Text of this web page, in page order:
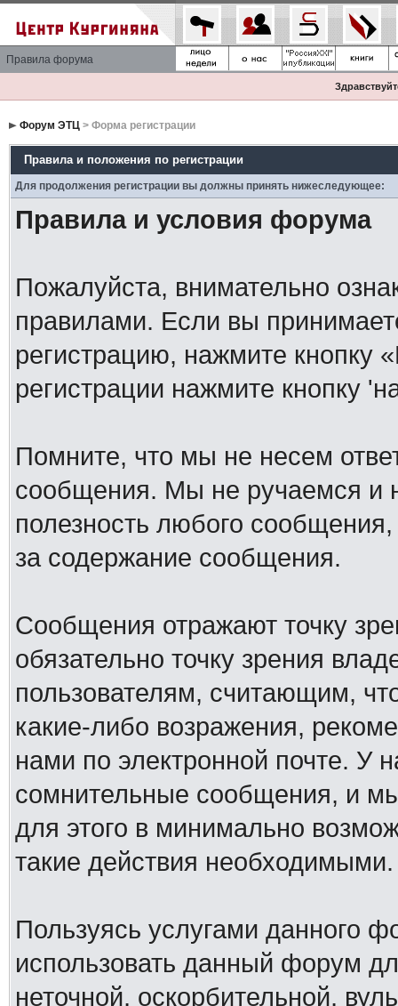
Правила форума
Форум ЭТЦ> Форма регистрации
Правила и положения по регистрации
Для продолжения регистрации вы должны принять нижеследующее:
Правила и условия форума
Пожалуйста, внимательно
правилами. Если вы
регистрацию, нажмите кнопку
регистрации нажмите кнопку
Помните, что мы не несем
сообщения. Мы не ручаемся и
полезность любого
за содержание сообщения.
Сообщения отражают точку
обязательно точку зрения
пользователям, считающим,
какие-либо возражения,
нами по электронной почте. У
сомнительные сообщения, и
для этого в минимально
такие действия необходимыми.
Пользуясь услугами данного
использовать данный форум
неточной, оскорбительной,